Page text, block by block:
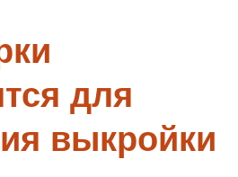
для
выкройки